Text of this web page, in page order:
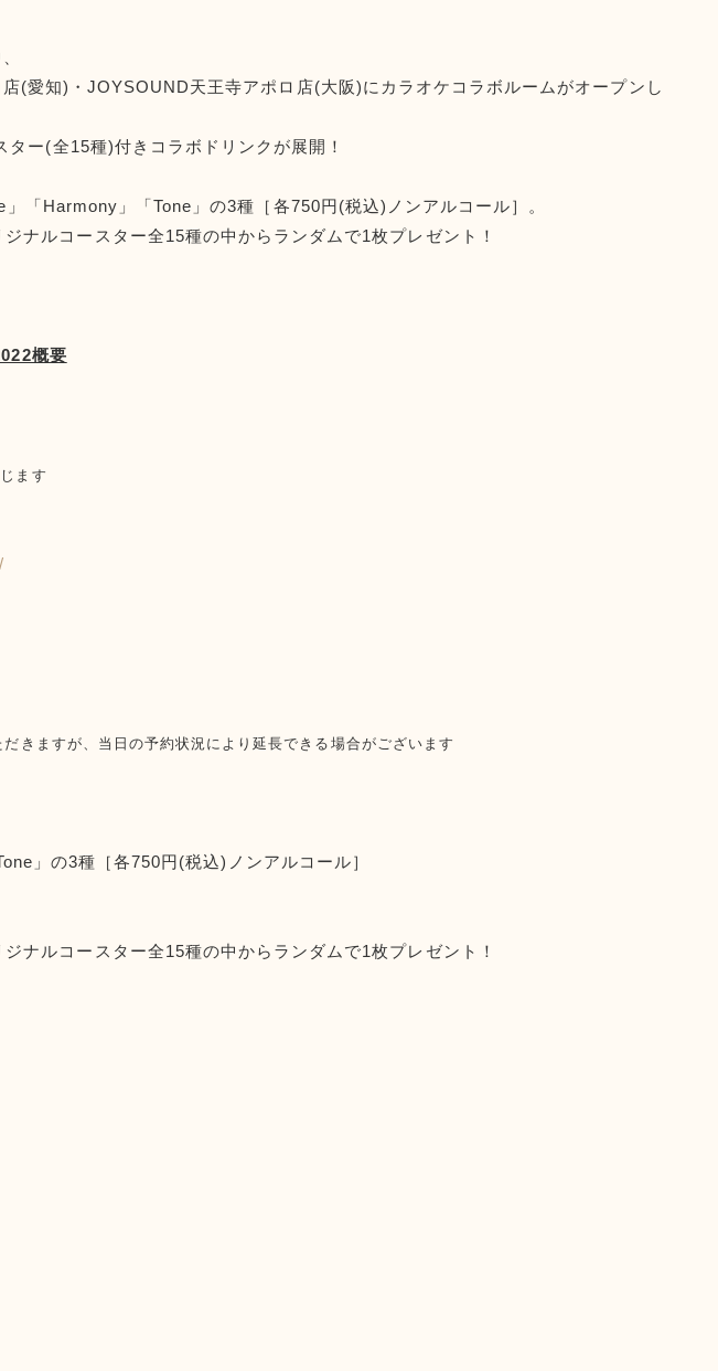
(愛知)・JOYSOUND天王寺アポロ店(大阪)にカラオケコラボルームがオープンし
ー(全15種)付きコラボドリンクが展開！
「Harmony」「Tone」の3種［各750円(税込)ノンアルコール］。
ナルコースター全15種の中からランダムで1枚プレゼント！
概要
ます
きますが、当日の予約状況により延長できる場合がございます
」の3種［各750円(税込)ノンアルコール］
ナルコースター全15種の中からランダムで1枚プレゼント！